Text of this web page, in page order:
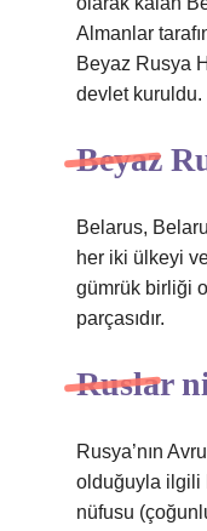
Almanlar
Beyaz Rusya
devlet kuruldu.
Beyaz
Belarus,
her iki ülkeyi
gümrük birliği
parçasıdır.
Ruslar
Rusya’nın
olduğuyla ilgili
nüfusu